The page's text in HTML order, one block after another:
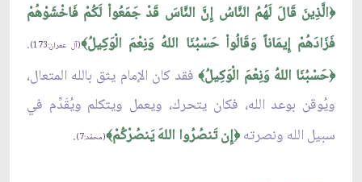
﴿الَّذِينَ قَالَ لَهُمُ النَّاسُ إِنَّ النَّاسَ قَدْ جَمَعُواْ لَكُمْ فَاخْشَوْهُمْ
فَزَادَهُمْ إِيمَاناً وَقَالُواْ حَسْبُنَا اللهُ وَنِعْمَ الْوَكِيلُ﴾(آل عمران:173) .
﴿حَسْبُنَا اللهُ وَنِعْمَ الْوَكِيلُ﴾فقد كان الإمام يثق بالله المتعال،
ويُوقن بوعد الله، فكان يتحرك، ويعمل ويتكلم ويُقَدِّم في
سبيل الله ونصرته ﴿إِن تَنصُرُوا اللهَ يَنصُرْكُمْ﴾(محمّد:7) .